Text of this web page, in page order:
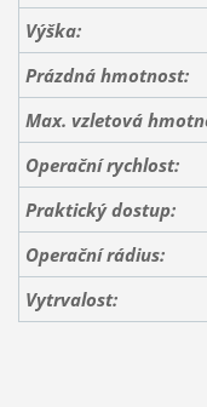
Výška:
Prázdná hmotnost:
Max. vzletová
Operační rychlost:
Praktický dostup:
Operační rádius:
Vytrvalost: